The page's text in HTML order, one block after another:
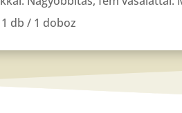
db / 1 doboz